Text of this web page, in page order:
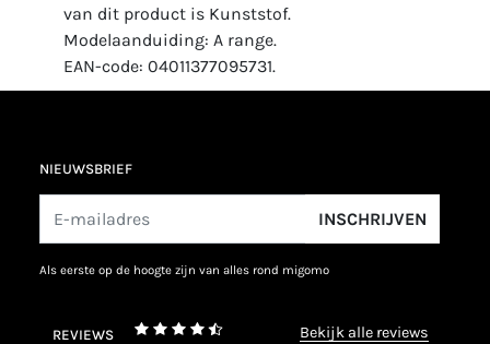
van dit product is Kunststof.
Modelaanduiding: A range.
EAN-code: 04011377095731.
NIEUWSBRIEF
INSCHRIJVEN
als eerste op de hoogte zijn van alles rond migomo
REVIEWS bekijk alle reviews